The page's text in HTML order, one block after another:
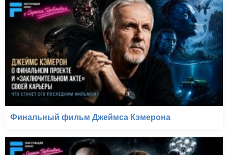
Финальный фильм Джеймса Кэмерона